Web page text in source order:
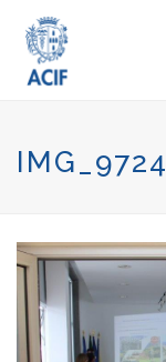
IMG_9724